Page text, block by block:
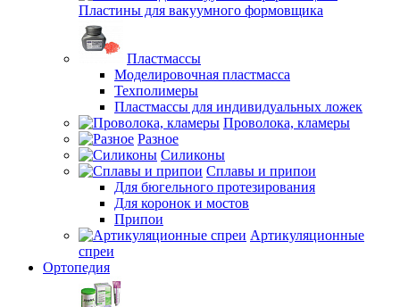
Пластины для вакуумного формовщика
Пластмассы
Моделировочная пластмасса
Техполимеры
Пластмассы для индивидуальных ложек
Проволока, кламеры
Разное
Силиконы
Сплавы и припои
Для бюгельного протезирования
Для коронок и мостов
Припои
Артикуляционные
спреи
Ортопедия